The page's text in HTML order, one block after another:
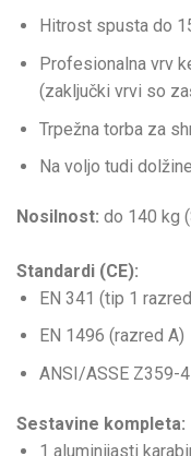
Hitrost spusta do
Profesionalna vrv
(zaključki vrvi so
Trpežna torba za
Na voljo tudi
Nosilnost: do 140 kg
Standardi (CE):
EN 341 (tip 1
EN 1496 (razred A)
ANSI/ASSE Z359-4
Sestavine kompleta:
1 aluminijasti